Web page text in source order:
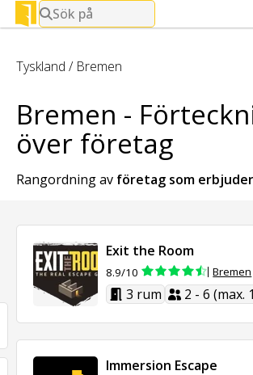
Sök på
Tyskland / Bremen
Bremen -
över företag
Rangordning av företag som erbjuder
Exit the Room
8.9/10 Bremen
3 rum 2 - 6 (max.
Immersion Escape